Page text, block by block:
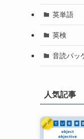
英単語
英検
音読パッ
人気記事